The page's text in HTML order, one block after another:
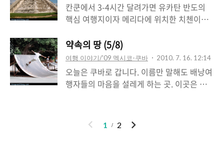
컷 찍어봤습니다..
어 미국 남부에는 뉴멕시코 주도 있지 않습니
까; 그런데 이건 정말 잘못된 생각!! 테후아나
롯한 대부분의 도시에서는 영어가 통용되지
않습니다 ㅠㅠ 어쨌거나 오늘은 테오티우아
칸 (Teotihuaca..
다르지만 비행기나 버스나 가격은 차이가 없
는 편입니다. 저도 버스비보다 싼 비행기표를
끊고 달려갔습니다. 매그니차터 비행기의 기
내식입니다. 2시간이면 가기때문에, 달랑 빵
두개 줍니다만 이것도 대단한 영광! 참고로
캐나다에서 멕시코로 올 때 기내식이 없습니
다. 5시간도 더 걸렸는데 말이죠;; 캐나다-미
니다. 아니 없다기보다, 기내에서 스튜어디스
칸쿤에서 3-4시간 달려가면 유카탄 반도의
핵심 여행지이자 메리다에 위치한 치첸이트
(chichen itza)라고 발음을 하는데, 치첸잇
샤, 치첸이챠, 등등 뭐가 맞는건지 모를정도
로 한글 표기법이 다양합니다. ㅎㅎ 어쨌든
이 치첸이차는 신 세계 7대 불가사의에 등재
되어서 더욱 유명해졌습니다. 덕분에 입장료
치첸이샤로 가는 길인데요. 도로 한복판에서
약속의 땅 (5/8)
여행 이야기/'09 멕시코-쿠바 2010. 7. 16. 12:14
오늘은 쿠바로 갑니다. 이름만 말해도 배낭여
행자들의 마음을 설레게 하는 곳. 이곳은 바
한민국을 비롯한 대부분의 나라와 미수교국
이죠. 북한이랑은 수교국이겠지만요;; 그런데
이
1 2
다